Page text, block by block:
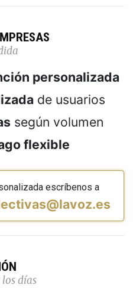
personalizada
de usuarios
según volumen
flexible
escríbenos a
días